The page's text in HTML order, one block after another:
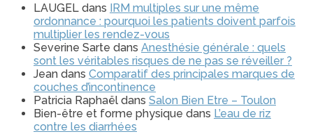
LAUGEL dans IRM multiples sur une même
ordonnance : pourquoi les patients doivent parfois
multiplier les rendez-vous
Severine Sarte dans Anesthésie générale : quels
sont les véritables risques de ne pas se réveiller ?
Jean dans Comparatif des principales marques de
couches d’incontinence
Patricia Raphaël dans Salon Bien Etre – Toulon
Bien-être et forme physique dans L’eau de riz
contre les diarrhées